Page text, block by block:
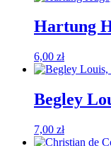
Hartung
6,00 zł
Begley
7,00 zł